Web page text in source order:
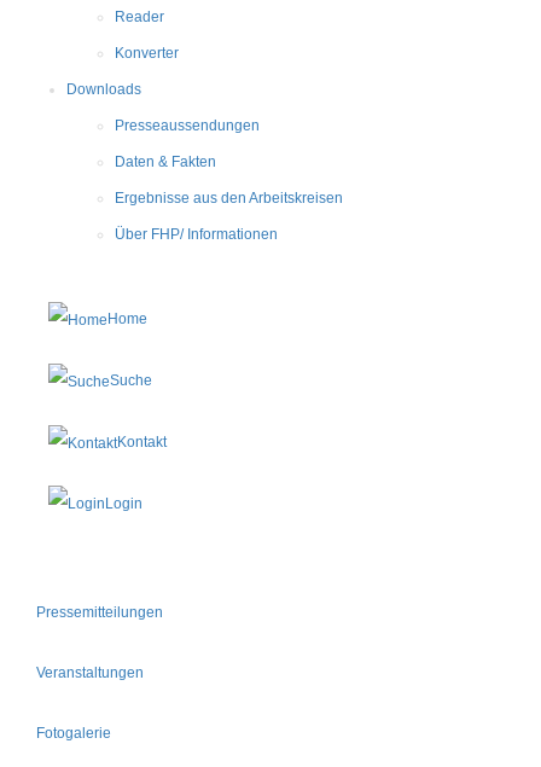
Reader
Konverter
Downloads
Presseaussendungen
Daten & Fakten
Ergebnisse aus den Arbeitskreisen
Über FHP/ Informationen
Home
Suche
Kontakt
Login
Pressemitteilungen
Veranstaltungen
Fotogalerie